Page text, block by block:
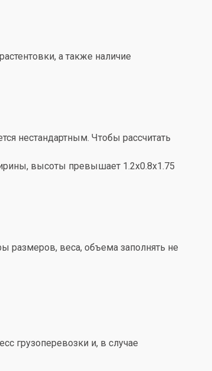
а также наличие
нестандартным. Чтобы рассчитать
высоты превышает 1.2x0.8x1.75
размеров, веса, объема заполнять не
грузоперевозки и, в случае